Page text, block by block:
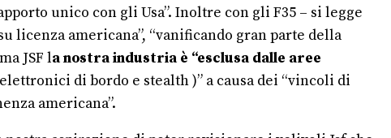
unico con gli Usa”. Inoltre con gli F35 – si legge
licenza americana”, “vanificando gran parte della
JSF la nostra industria è “esclusa dalle aree
di bordo e stealth )” a causa dei “vincoli di
americana”.